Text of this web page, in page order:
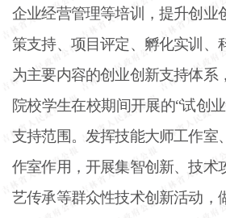
企业经营管理等培训，提升创业
策支持、项目评定、孵化实训、
为主要内容的创业创新支持体系
院校学生在校期间开展的“试创
支持范围。发挥技能大师工作室
作室作用，开展集智创新、技术
艺传承等群众性技术创新活动，